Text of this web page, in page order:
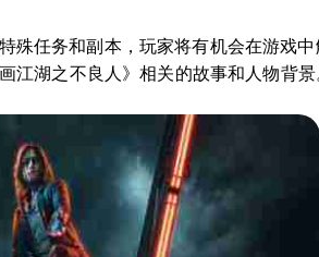
殊任务和副本，玩家将有机会在游戏
江湖之不良人》相关的故事和人物背景